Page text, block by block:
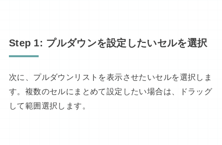
Step 1: プルダウンを設定したいセルを選択
次に、プルダウンリストを表示させたいセルを選択しま
す。複数のセルにまとめて設定したい場合は、ドラッグ
して範囲選択します。